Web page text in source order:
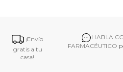
¡Envío
gratis a tu
casa!
HABLA
FARMACÉUTICO